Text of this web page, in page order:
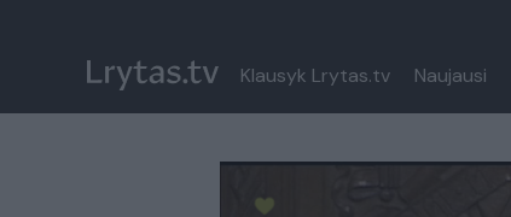
Klausyk Lrytas.tv Naujausi